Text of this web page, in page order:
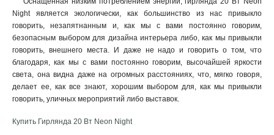
Night является экологически, как большинство из нас привыкло
говорить, незапятнанным и, как мы с вами постоянно говорим,
безопасным выбором для дизайна интерьера либо, как мы привыкли
говорить, внешнего места. И даже не надо и говорить о том, что
благодаря, как мы с вами постоянно говорим, высочайшей яркости
света, она видна даже на огромных расстояниях, что, мягко говоря,
делает ее, как все знают, хорошим выбором для, как мы привыкли
говорить, уличных мероприятий либо выставок.
Купить Гирлянда 20 Вт Neon Night